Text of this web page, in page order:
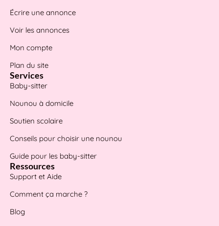
Écrire une annonce
Voir les annonces
Mon compte
Plan du site
Services
Baby-sitter
Nounou à domicile
Soutien scolaire
Conseils pour choisir une nounou
Guide pour les baby-sitter
Ressources
Support et Aide
Comment ça marche ?
Blog